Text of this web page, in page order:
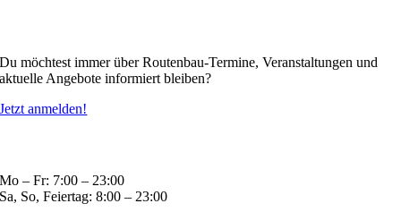
Du möchtest immer über Routenbau-Termine, Veranstaltungen und
aktuelle Angebote informiert bleiben?
Jetzt anmelden!
Mo – Fr: 7:00 – 23:00
Sa, So, Feiertag: 8:00 – 23:00